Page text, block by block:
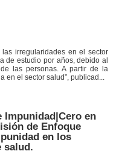
irregularidades en el sector
de estudio por años, debido al
las personas. A partir de la
en el sector salud”, publicad...
Impunidad|Cero en
de Enfoque
en los
salud.